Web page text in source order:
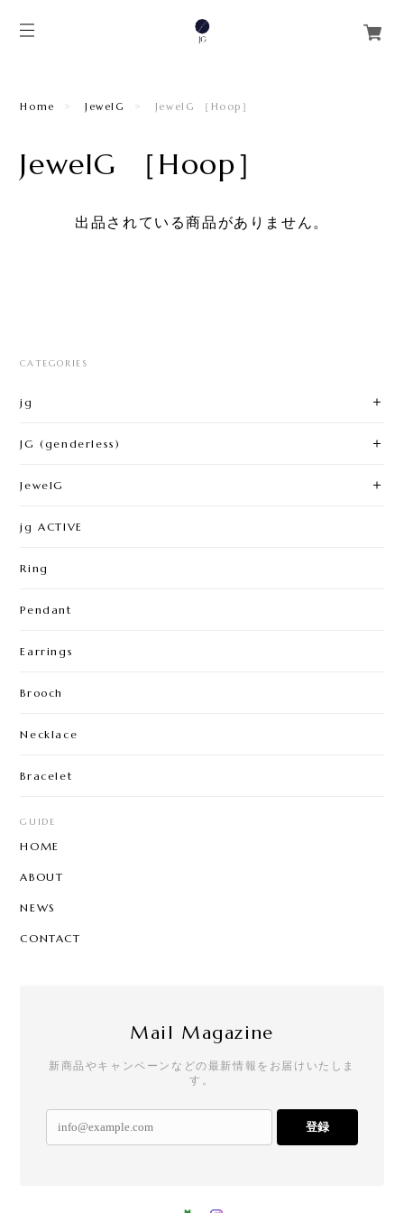
Home JewelG JewelG ［Hoop］
JewelG ［Hoop］
出品されている商品がありません。
CATEGORIES
jg
JG (genderless)
JewelG
jg ACTIVE
Ring
Pendant
Earrings
Brooch
Necklace
Bracelet
GUIDE
HOME
ABOUT
NEWS
CONTACT
Mail Magazine
新商品やキャンペーンなどの最新情報をお届けいたしま
す。
登録